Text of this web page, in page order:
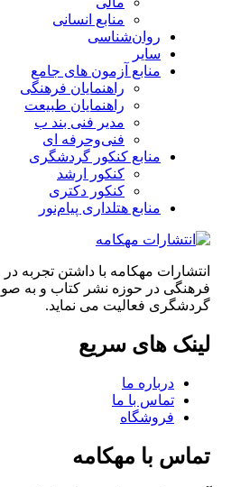
منابع انسانی
روان‌شناسی
سایر
منابع آزمون های جامع
راهنمایان فرهنگی
راهنمایان طبیعت
مدیر فنی بند ب
فنی‌وحرفه‌ ای
منابع کنکور گردشگری
کنکور ارشد
کنکور دکتری
منابع هتلداری پیام‌نور
انتشارات مهکامه با داشتن تجربه
فرهنگی در حوزه نشر کتاب و به
گردشگری فعالیت می نماید.
لینک های سریع
درباره ما
تماس با ما
فروشگاه
تماس با مهکامه